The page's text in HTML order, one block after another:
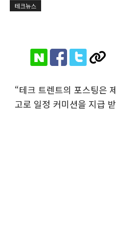
테크뉴스
“테크 트렌트의 포스팅은
고로 일정 커미션을 지급